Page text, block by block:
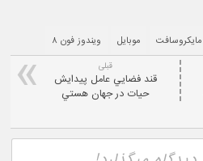
مایکروسافت موبایل ویندوز فون ۸
قبلی
قند فضايي عامل پيدايش
حيات در جهان هستي